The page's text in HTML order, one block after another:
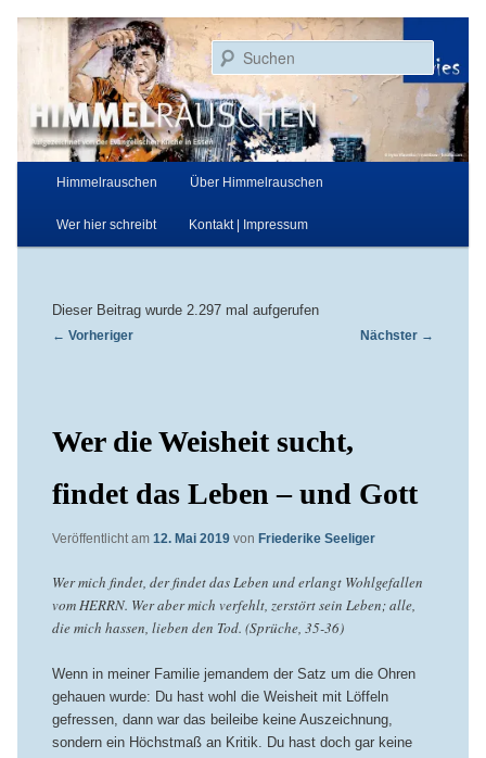
primären
Himmelrauschen
Aufgezeichnet von der Evangelischen Kirche in Essen
Hauptmenü
Himmelrauschen Über Himmelrauschen
Wer hier schreibt Kontakt | Impressum
Dieser Beitrag wurde 2.297 mal aufgerufen
Beitragsnavigation
← Vorheriger Nächster →
Wer die Weisheit sucht,
findet das Leben – und Gott
Veröffentlicht am 12. Mai 2019 von Friederike Seeliger
Wer mich findet, der findet das Leben und erlangt Wohlgefallen
vom HERRN. Wer aber mich verfehlt, zerstört sein Leben; alle,
die mich hassen, lieben den Tod. (Sprüche, 35-36)
Wenn in meiner Familie jemandem der Satz um die Ohren
gehauen wurde: Du hast wohl die Weisheit mit Löffeln
gefressen, dann war das beileibe keine Auszeichnung,
sondern ein Höchstmaß an Kritik. Du hast doch gar keine